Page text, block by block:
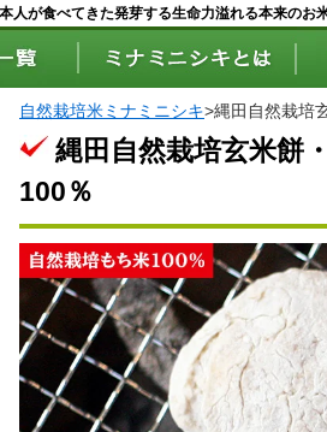
人が食べてきた発芽する生命力溢れる本来のお
自然栽培米ミナミニシキ>縄田自然栽培
縄田自然栽培玄米餅
100％